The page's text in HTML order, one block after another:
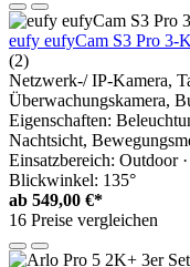
eufy eufyCam S3 Pro 3-
(2)
Netzwerk-/ IP-Kamera,
Überwachungskamera,
Eigenschaften:
Nachtsicht,
Einsatzbereich: Outdoor
Blickwinkel: 135°
ab 549,00 €*
16 Preise vergleichen